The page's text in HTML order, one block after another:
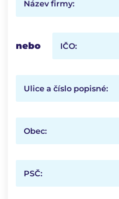
Název firmy:
nebo IČO:
Ulice a číslo popisné:
Obec:
PSČ: